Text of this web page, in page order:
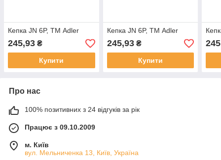
Кепка JN 6P, ТМ Adler
245,93 ₴
Купити
Кепка JN 6P, ТМ Adler
245,93₴
Купити
Про нас
100% позитивних з 24 відгуків за рік
Працює з 09.10.2009
м. Київ
вул. Мельниченка 13, Київ, Україна